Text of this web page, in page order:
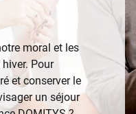
moral et les
Pour
et conserver le
un séjour